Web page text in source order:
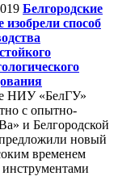
Белгородские
изобрели способ
НИУ «БелГУ»
с опытно-
и Белгородской
новый
временем